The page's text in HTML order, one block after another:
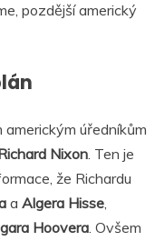
pozdější americký
úředníkům
Nixon . Ten je
že Richardu
a Algera Hisse
Hoovera . Ovšem